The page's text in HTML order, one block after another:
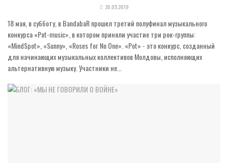
30.05.2019
18 мая, в субботу, в BandabaR прошел третий полуфинал музыкального
конкурса «Pot-music», в котором приняли участие три рок-группы:
«MindSpot», «Sunny», «Roses for No One». «Pot» - это конкурс, созданный
для начинающих музыкальных коллективов Молдовы, исполняющих
альтернативную музыку. Участники не...